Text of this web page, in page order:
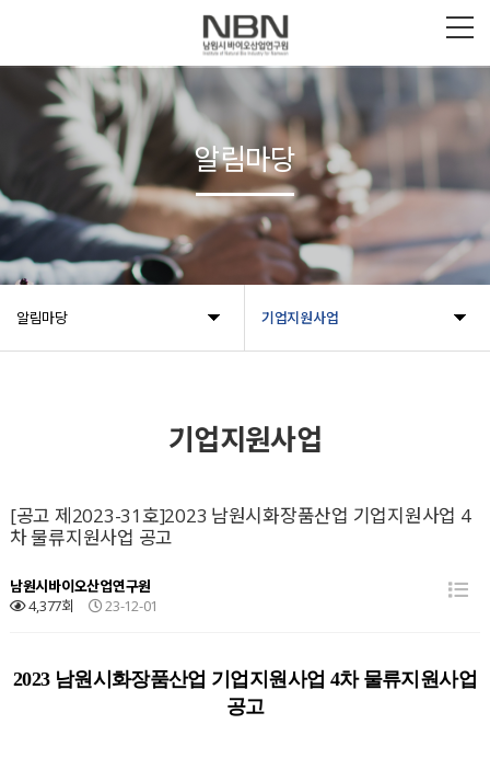
알림마당 기업지원사업
알림마당
기업지원사업
[공고 제2023-31호]2023 남원시화장품산업 기업지원사업 4
차 물류지원사업 공고
남원시바이오산업연구원
4,377회
23-12-01
2023 남원시화장품산업 기업지원사업 4차 물류지원사업
공고